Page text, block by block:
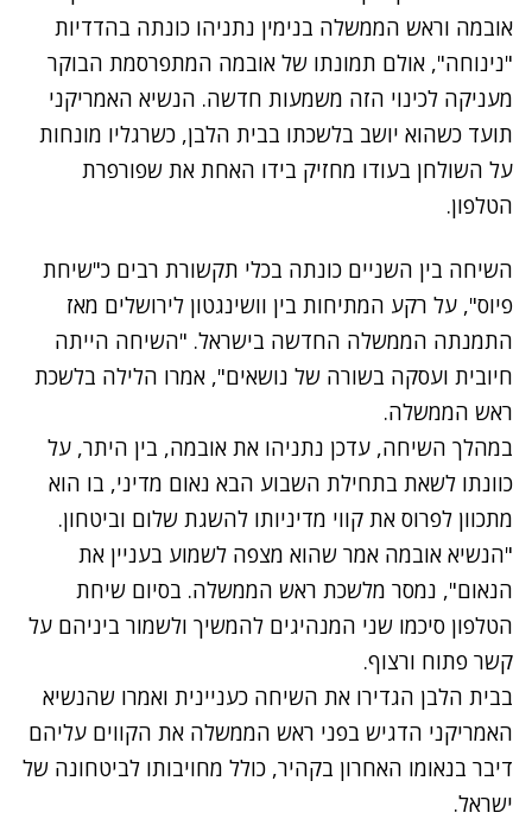
אובמה וראש הממשלה בנימין נתניהו כונתה בהדדיות
"נינוחה", אולם תמונתו של אובמה המתפרסמת הבוקר
מעניקה לכינוי הזה משמעות חדשה. הנשיא האמריקני
תועד כשהוא יושב בלשכתו בבית הלבן, כשרגליו מונחות
על השולחן בעודו מחזיק בידו האחת את שפורפרת
הטלפון.
השיחה בין השניים כונתה בכלי תקשורת רבים כ"שיחת
פיוס", על רקע המתיחות בין וושינגטון לירושלים מאז
התמנתה הממשלה החדשה בישראל. "השיחה הייתה
חיובית ועסקה בשורה של נושאים", אמרו הלילה בלשכת
ראש הממשלה.
במהלך השיחה, עדכן נתניהו את אובמה, בין היתר, על
כוונתו לשאת בתחילת השבוע הבא נאום מדיני, בו הוא
מתכוון לפרוס את קווי מדיניותו להשגת שלום וביטחון.
"הנשיא אובמה אמר שהוא מצפה לשמוע בעניין את
הנאום", נמסר מלשכת ראש הממשלה. בסיום שיחת
הטלפון סיכמו שני המנהיגים להמשיך ולשמור ביניהם על
קשר פתוח ורצוף.
בבית הלבן הגדירו את השיחה כעניינית ואמרו שהנשיא
האמריקני הדגיש בפני ראש הממשלה את הקווים עליהם
דיבר בנאומו האחרון בקהיר, כולל מחויבותו לביטחונה של
ישראל.